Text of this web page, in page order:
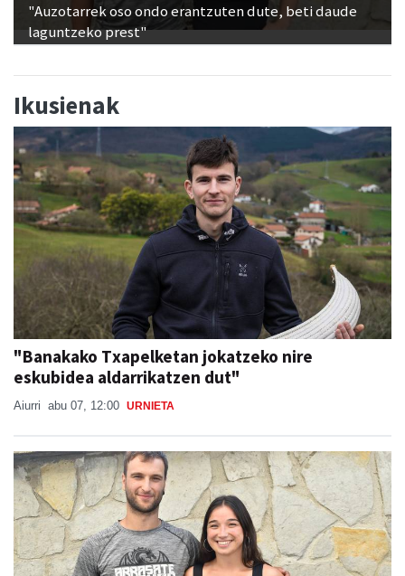
"Auzotarrek oso ondo erantzuten dute, beti daude
laguntzeko prest"
Ikusienak
"Banakako Txapelketan jokatzeko nire
eskubidea aldarrikatzen dut"
Aiurri abu 07, 12:00 URNIETA